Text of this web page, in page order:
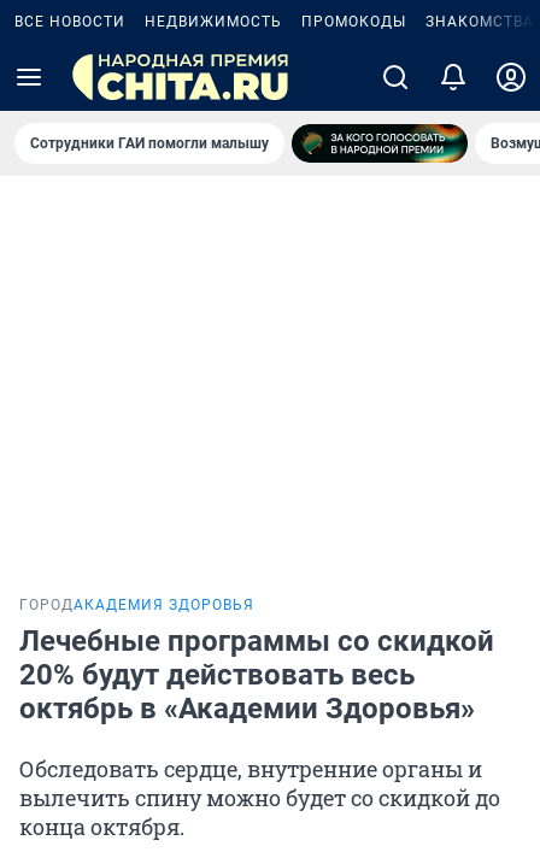
ВСЕ НОВОСТИ НЕДВИЖИМОСТЬ ПРОМОКОДЫ ЗНАКОМСТВА
Сотрудники ГАИ помогли малышу
ГОРОДАКАДЕМИЯ ЗДОРОВЬЯ
Лечебные программы со скидкой
20% будут действовать весь
октябрь в «Академии Здоровья»
Обследовать сердце, внутренние органы и
вылечить спину можно будет со скидкой до
конца октября.